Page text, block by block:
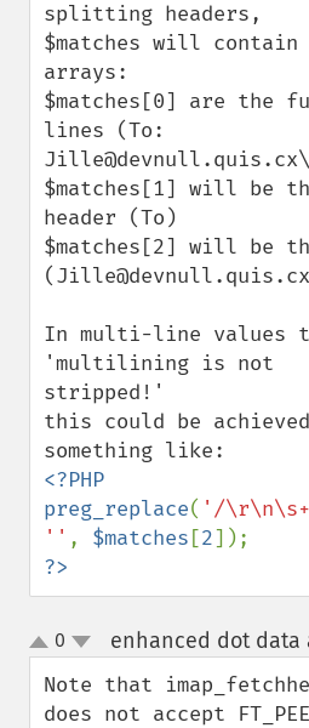
splitting headers,
$matches will contain
arrays:
$matches[0] are the
lines (To:
$matches[1] will be
header (To)
$matches[2] will be
In multi-line values
'multilining is not
stripped!'
this could be
<?PHP
preg_replace( '/
'' , $matches [2
?>
up
down
0 enhanced dot data
Note that
does not accept